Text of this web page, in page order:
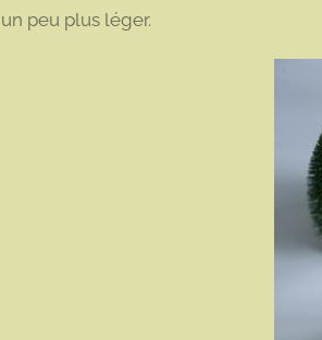
un peu plus léger.